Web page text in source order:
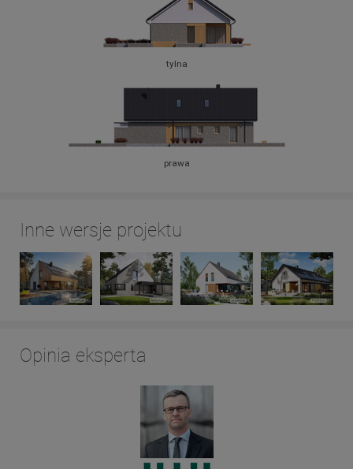
tylna
prawa
Inne wersje projektu
Opinia eksperta